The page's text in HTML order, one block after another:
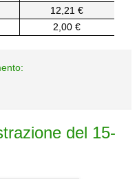
12,21 €
2,00 €
del 15-